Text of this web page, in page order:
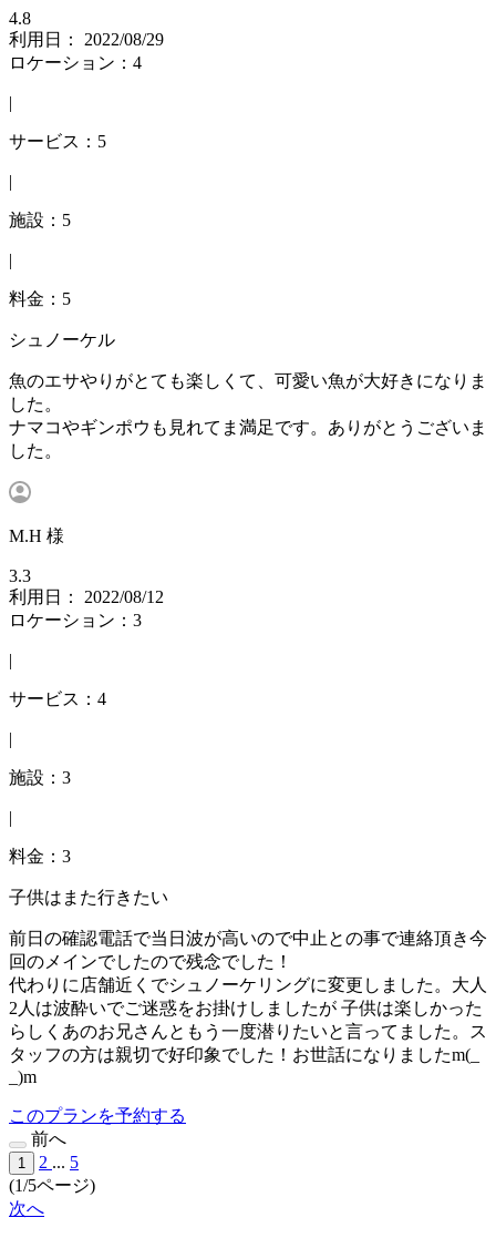
4.8
利用日： 2022/08/29
ロケーション：4
|
サービス：5
|
施設：5
|
料金：5
シュノーケル
魚のエサやりがとても楽しくて、可愛い魚が大好きになりま
した。
ナマコやギンポウも見れてま満足です。ありがとうございま
した。
M.H 様
3.3
利用日： 2022/08/12
ロケーション：3
|
サービス：4
|
施設：3
|
料金：3
子供はまた行きたい
前日の確認電話で当日波が高いので中止との事で連絡頂き今
回のメインでしたので残念でした！
代わりに店舗近くでシュノーケリングに変更しました。大人
2人は波酔いでご迷惑をお掛けしましたが 子供は楽しかった
らしくあのお兄さんともう一度潜りたいと言ってました。ス
タッフの方は親切で好印象でした！お世話になりましたm(_
_)m
このプランを予約する
前へ
1 2 ... 5
(1/5ページ)
次へ